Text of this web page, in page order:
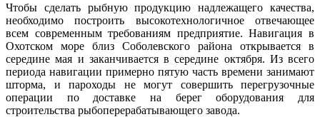
Чтобы сделать рыбную продукцию надлежащего качества,
необходимо построить высокотехнологичное отвечающее
всем современным требованиям предприятие. Навигация в
Охотском море близ Соболевского района открывается в
середине мая и заканчивается в середине октября. Из всего
периода навигации примерно пятую часть времени занимают
шторма, и пароходы не могут совершить перегрузочные
операции по доставке на берег оборудования для
строительства рыбоперерабатывающего завода.